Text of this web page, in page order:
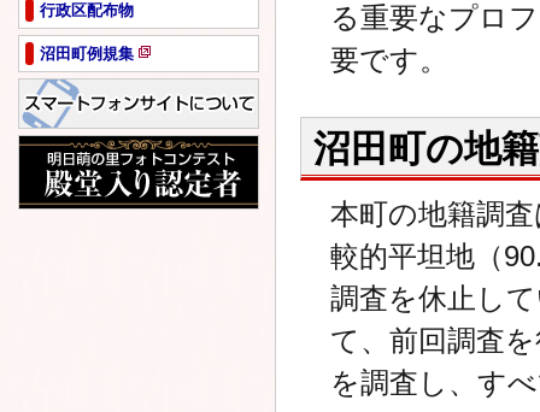
る重要なプロ
要です。
沼田町の地
本町の地籍調
較的平坦地（
調査を休止し
て、前回調査
を調査し、す
ジ
開
き
ま
す
行政区配布物
沼田町例規集
新
規
ー
ジ
で
開